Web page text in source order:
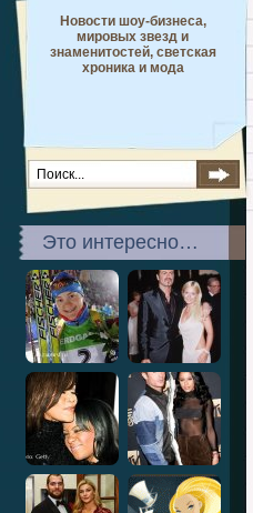
Новости шоу-бизнеса,
мировых звезд и
знаменитостей, светская
хроника и мода
Это интересно…